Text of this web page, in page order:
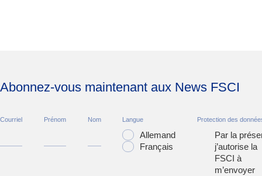
Abonnez-vous maintenant aux News FSCI
Courriel Prénom Nom Langue
Allemand
Français
Protection des
Par la
j’autorise la
FSCI à
m’envoyer